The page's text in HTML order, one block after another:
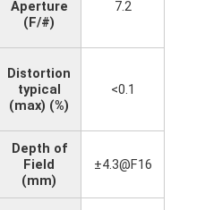
Aperture
(F/#)
7.2
Distortion
typical
(max) (%)
<0.1
Depth of
Field
(mm)
±4.3@F16